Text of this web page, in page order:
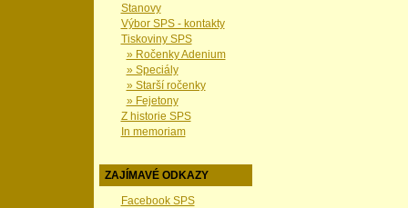
Stanovy
Výbor SPS - kontakty
Tiskoviny SPS
» Ročenky Adenium
» Speciály
» Starší ročenky
» Fejetony
Z historie SPS
In memoriam
ZAJÍMAVÉ ODKAZY
Facebook SPS